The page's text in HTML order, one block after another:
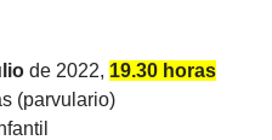
de 2022, 19.30 horas
(parvulario)